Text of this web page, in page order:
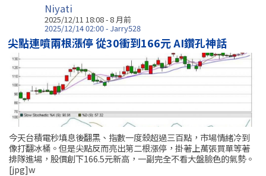
Niyati
2025/12/11 18:08 - 8 月前
2025/12/14 02:00 - Jarry528
尖點連噴兩根漲停 從30衝到166元 AI鑽孔神話
今天台積電秒填息後翻黑、指數一度殺超過三百點，市場情緒冷到
像打翻冰桶。但是尖點反而亮出第二根漲停，掛著上萬張買單等著
排隊進場，股價創下166.5元新高，一副完全不看大盤臉色的氣勢。
[jpg]w